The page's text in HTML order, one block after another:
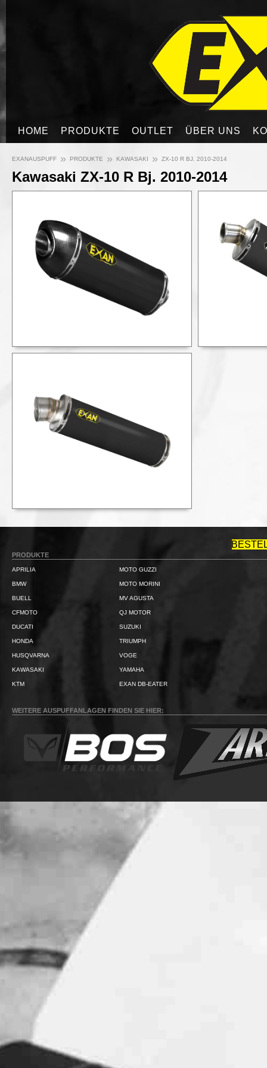
HOME PRODUKTE OUTLET ÜBER UNS
EXANAUSPUFF » PRODUKTE » KAWASAKI » ZX-10 R BJ. 2010-2014
Kawasaki ZX-10 R Bj. 2010-2014
PRODUKTE
APRILIA
BMW
BUELL
CFMOTO
DUCATI
HONDA
HUSQVARNA
KAWASAKI
KTM
MOTO GUZZI
MOTO MORINI
MV AGUSTA
QJ MOTOR
SUZUKI
TRIUMPH
VOGE
YAMAHA
EXAN DB-EATER
WEITERE AUSPUFFANLAGEN FINDEN SIE HIER: